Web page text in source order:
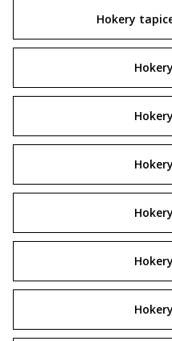
Hokery